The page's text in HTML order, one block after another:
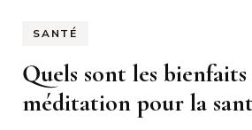
SANTÉ
Quels sont les
méditation pour la